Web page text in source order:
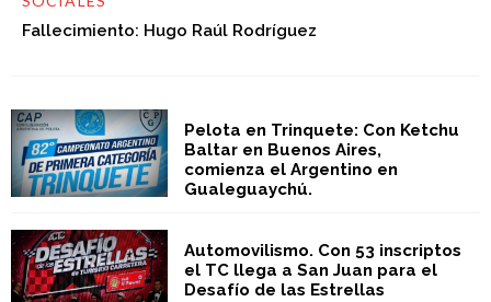
Fallecimiento: Hugo Raúl Rodríguez
Pelota en Trinquete: Con Ketchu
Baltar en Buenos Aires,
comienza el Argentino en
Gualeguaychú.
Automovilismo. Con 53 inscriptos
el TC llega a San Juan para el
Desafío de las Estrellas